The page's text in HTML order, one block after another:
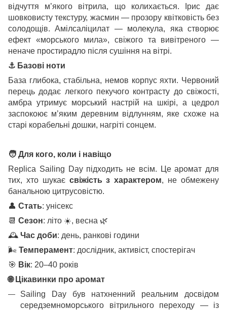
відчуття м’якого вітрила, що колихається. Ірис дає
шовковисту текстуру, жасмин — прозору квітковість без
солодощів. Амілсаліцилат — молекула, яка створює
ефект «морського мила», свіжого та вивітреного —
неначе простирадло після сушіння на вітрі.
⚓ Базові ноти
База глибока, стабільна, немов корпус яхти. Червоний
перець додає легкого пекучого контрасту до свіжості,
амбра утримує морський настрій на шкірі, а цедрол
заспокоює м’яким деревним відлунням, яке схоже на
старі корабельні дошки, нагріті сонцем.
🧑 Для кого, коли і навіщо
Replica Sailing Day підходить не всім. Це аромат для
тих, хто шукає свіжість з характером, не обмежену
банальною цитрусовістю.
👤 Стать: унісекс
📆 Сезон: літо ☀️, весна 🌿
🕰 Час доби: день, ранкові години
🌬 Темперамент: дослідник, активіст, спостерігач
🎯 Вік: 20–40 років
🌐Цікавинки про аромат
Sailing Day був натхненний реальним досвідом
середземноморського вітрильного переходу — із